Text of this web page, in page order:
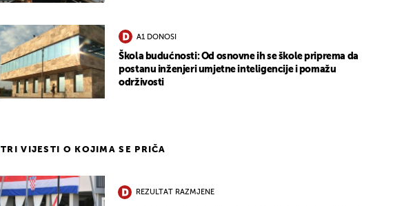
A1 DONOSI
Škola budućnosti: Od osnovne ih se škole priprema da
postanu inženjeri umjetne inteligencije i pomažu
održivosti
TRI VIJESTI O KOJIMA SE PRIČA
REZULTAT RAZMJENE